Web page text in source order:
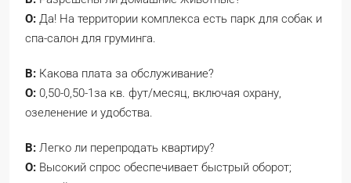
О: Да! На территории комплекса есть парк для собак и
спа-салон для груминга.
В: Какова плата за обслуживание?
О: 0,50-0 ,50-1за кв. фут/месяц, включая охрану,
озеленение и удобства.
В: Легко ли перепродать квартиру?
О: Высокий спрос обеспечивает быстрый оборот;